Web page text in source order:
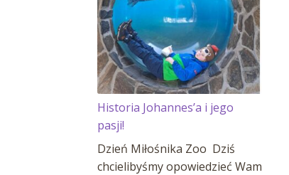
Historia Johannes’a i jego
pasji!
Dzień Miłośnika Zoo Dziś
chcielibyśmy opowiedzieć Wam